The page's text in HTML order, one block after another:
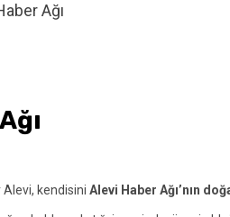
Ağı
Alevi, kendisini Alevi Haber Ağı’nın